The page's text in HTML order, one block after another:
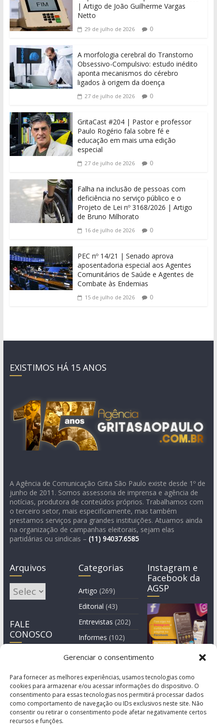
Gerenciar o consentimento
Para fornecer as melhores experiências, usamos tecnologias como
cookies para armazenar e/ou acessar informações do dispositivo. O
consentimento para essas tecnologias nos permitirá processar dados
como comportamento de navegação ou IDs exclusivos neste site. Não
consentir ou retirar o consentimento pode afetar negativamente certos
recursos e funções.
| Artigo de João Guilherme Vargas
Netto
29 de julho de 2026 0
A morfologia cerebral do Transtorno
Obsessivo-Compulsivo: estudo inédito
aponta mecanismos do cérebro
ligados à origem da doença
27 de julho de 2026 0
GritaCast #204 | Pastor e professor
Paulo Rogério fala sobre fé e
educação em mais uma edição
especial
27 de julho de 2026 0
Falha na inclusão de pessoas com
deficiência no serviço público e o
Projeto de Lei nº 3168/2026 | Artigo
de Bruno Milhorato
16 de julho de 2026 0
PEC nº 14/21 | Senado aprova
aposentadoria especial aos Agentes
Comunitários de Saúde e Agentes de
Combate às Endemias
15 de julho de 2026 0
EXISTIMOS HÁ 15 ANOS
A Agência de Comunicação Grita São Paulo existe desde 1º de
junho de 2011. Somos assessoria de imprensa e agência de
notícias, produtora de conteúdos próprios. Trabalhamos com
o terceiro setor, mais especificamente, mas também
prestamos serviços para grandes instituições. Atuamos ainda
na organização de campanhas eleitorais, sejam elas
partidárias ou sindicais – (11) 94037.6585
Arquivos
Arquivos
FALE
CONOSCO
Categorias
Artigo (269)
Editorial (43)
Entrevistas (202)
Informes (102)
Manchete
Instagram e
Facebook da
AGSP